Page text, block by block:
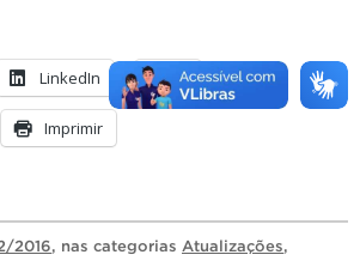
LinkedIn X
Imprimir
2016, nas categorias Atualizações,